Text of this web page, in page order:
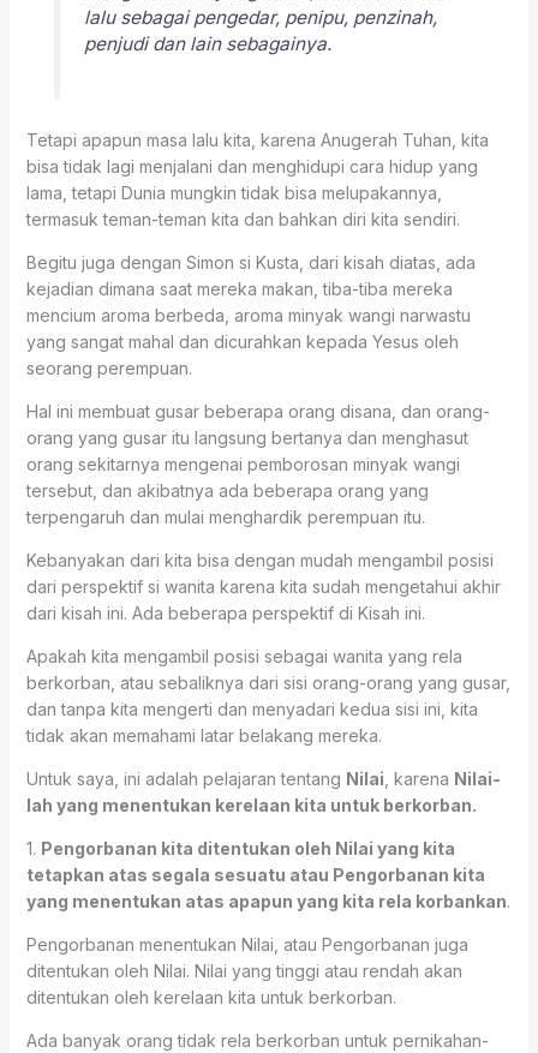
lalu sebagai pengedar, penipu, penzinah,
penjudi dan lain sebagainya.
Tetapi apapun masa lalu kita, karena Anugerah Tuhan, kita
bisa tidak lagi menjalani dan menghidupi cara hidup yang
lama, tetapi Dunia mungkin tidak bisa melupakannya,
termasuk teman-teman kita dan bahkan diri kita sendiri.
Begitu juga dengan Simon si Kusta, dari kisah diatas, ada
kejadian dimana saat mereka makan, tiba-tiba mereka
mencium aroma berbeda, aroma minyak wangi narwastu
yang sangat mahal dan dicurahkan kepada Yesus oleh
seorang perempuan.
Hal ini membuat gusar beberapa orang disana, dan orang-
orang yang gusar itu langsung bertanya dan menghasut
orang sekitarnya mengenai pemborosan minyak wangi
tersebut, dan akibatnya ada beberapa orang yang
terpengaruh dan mulai menghardik perempuan itu.
Kebanyakan dari kita bisa dengan mudah mengambil posisi
dari perspektif si wanita karena kita sudah mengetahui akhir
dari kisah ini. Ada beberapa perspektif di Kisah ini.
Apakah kita mengambil posisi sebagai wanita yang rela
berkorban, atau sebaliknya dari sisi orang-orang yang gusar,
dan tanpa kita mengerti dan menyadari kedua sisi ini, kita
tidak akan memahami latar belakang mereka.
Untuk saya, ini adalah pelajaran tentang Nilai , karena Nilai-
lah yang menentukan kerelaan kita untuk berkorban.
1. Pengorbanan kita ditentukan oleh Nilai yang kita
tetapkan atas segala sesuatu atau Pengorbanan kita
yang menentukan atas apapun yang kita rela korbankan.
Pengorbanan menentukan Nilai, atau Pengorbanan juga
ditentukan oleh Nilai. Nilai yang tinggi atau rendah akan
ditentukan oleh kerelaan kita untuk berkorban.
Ada banyak orang tidak rela berkorban untuk pernikahan-